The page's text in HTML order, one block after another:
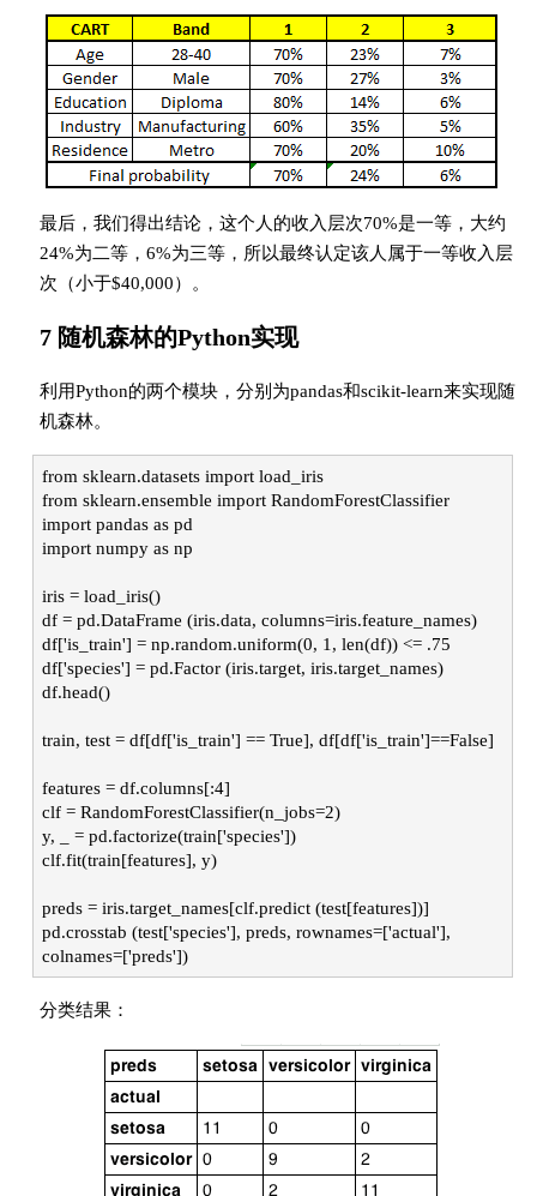
最后，我们得出结论，这个人的收入层次70%是一等，大约
24%为二等，6%为三等，所以最终认定该人属于一等收入层
次（小于$40,000）。
7 随机森林的Python实现
利用Python的两个模块，分别为pandas和scikit-learn来实现随
机森林。
from sklearn.datasets import load_iris
from sklearn.ensemble import RandomForestClassifier
import pandas as pd
import numpy as np
iris = load_iris()
df = pd.DataFrame (iris.data, columns=iris.feature_names)
df['is_train'] = np.random.uniform(0, 1, len(df)) <= .75
df['species'] = pd.Factor (iris.target, iris.target_names)
df.head()
train, test = df[df['is_train'] == True], df[df['is_train']==False]
features = df.columns[:4]
clf = RandomForestClassifier(n_jobs=2)
y, _ = pd.factorize(train['species'])
clf.fit(train[features], y)
preds = iris.target_names[clf.predict (test[features])]
pd.crosstab (test['species'], preds, rownames=['actual'],
colnames=['preds'])
分类结果：